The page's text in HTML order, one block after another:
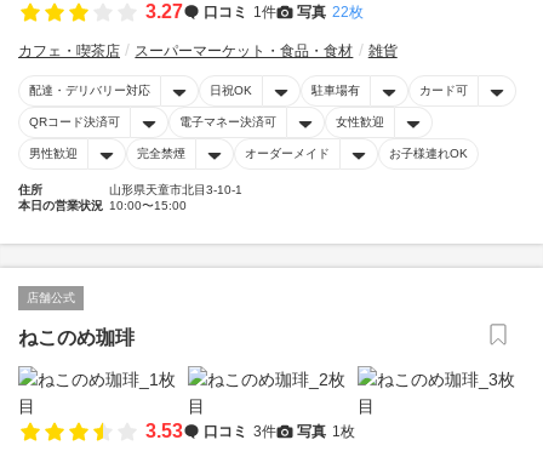
3.27 口コミ 1件 写真 22枚
カフェ・喫茶店 スーパーマーケット・食品・食材 雑貨
配達・デリバリー対応 日祝OK 駐車場有 カード可
QRコード決済可 電子マネー決済可 女性歓迎
男性歓迎 完全禁煙 オーダーメイド お子様連れOK
住所
山形県天童市北目3-10-1
本日の営業状況 10:00〜15:00
店舗公式
ねこのめ珈琲
3.53 口コミ 3件 写真 1枚